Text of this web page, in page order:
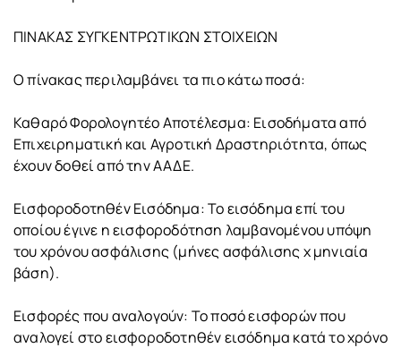
ΠΙΝΑΚΑΣ ΣΥΓΚΕΝΤΡΩΤΙΚΩΝ ΣΤΟΙΧΕΙΩΝ
Ο πίνακας περιλαμβάνει τα πιο κάτω ποσά:
Καθαρό Φορολογητέο Αποτέλεσμα: Εισοδήματα από
Επιχειρηματική και Αγροτική Δραστηριότητα, όπως
έχουν δοθεί από την ΑΑΔΕ.
Εισφοροδοτηθέν Εισόδημα: Το εισόδημα επί του
οποίου έγινε η εισφοροδότηση λαμβανομένου υπόψη
του χρόνου ασφάλισης (μήνες ασφάλισης x μηνιαία
βάση).
Εισφορές που αναλογούν: Το ποσό εισφορών που
αναλογεί στο εισφοροδοτηθέν εισόδημα κατά το χρόνο